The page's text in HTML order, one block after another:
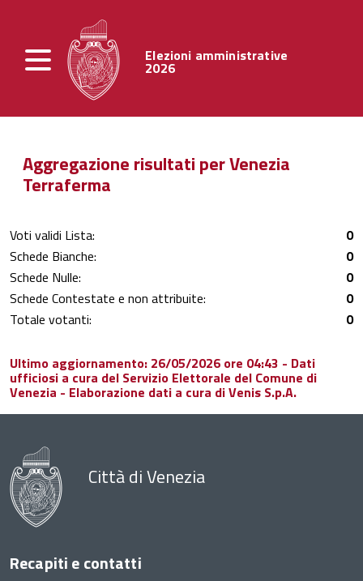
Elezioni amministrative
2026
Aggregazione risultati per Venezia
Terraferma
Voti validi Lista:
0
Schede Bianche:
0
Schede Nulle:
0
Schede Contestate e non attribuite:
0
Totale votanti:
0
Ultimo aggiornamento: 26/05/2026 ore 04:43 - Dati
ufficiosi a cura del Servizio Elettorale del Comune di
Venezia - Elaborazione dati a cura di Venis S.p.A.
Città di Venezia
Recapiti e contatti